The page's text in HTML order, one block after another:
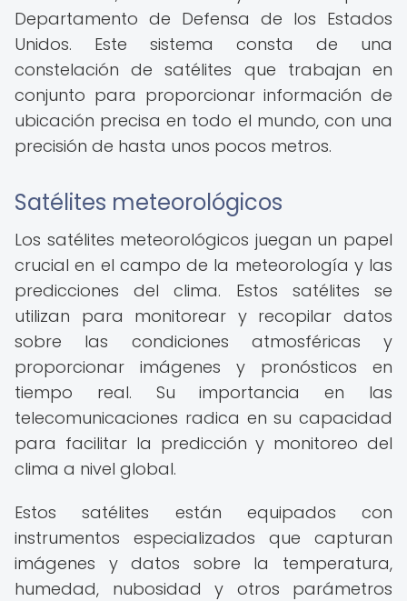
Departamento de Defensa de los Estados
Unidos. Este sistema consta de una
constelación de satélites que trabajan en
conjunto para proporcionar información de
ubicación precisa en todo el mundo, con una
precisión de hasta unos pocos metros.
Satélites meteorológicos
Los satélites meteorológicos juegan un papel
crucial en el campo de la meteorología y las
predicciones del clima. Estos satélites se
utilizan para monitorear y recopilar datos
sobre las condiciones atmosféricas y
proporcionar imágenes y pronósticos en
tiempo real. Su importancia en las
telecomunicaciones radica en su capacidad
para facilitar la predicción y monitoreo del
clima a nivel global.
Estos satélites están equipados con
instrumentos especializados que capturan
imágenes y datos sobre la temperatura,
humedad, nubosidad y otros parámetros